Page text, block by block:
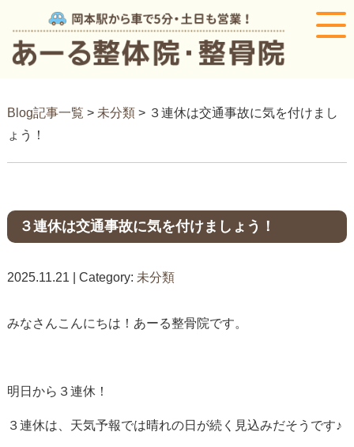
Blog記事一覧 > 未分類> ３連休は交通事故に気を付けまし
ょう！
３連休は交通事故に気を付けましょう！
2025.11.21 | Category: 未分類
みなさんこんにちは！あーる整骨院です。
明日から３連休！
３連休は、天気予報では晴れの日が続く見込みだそうです♪